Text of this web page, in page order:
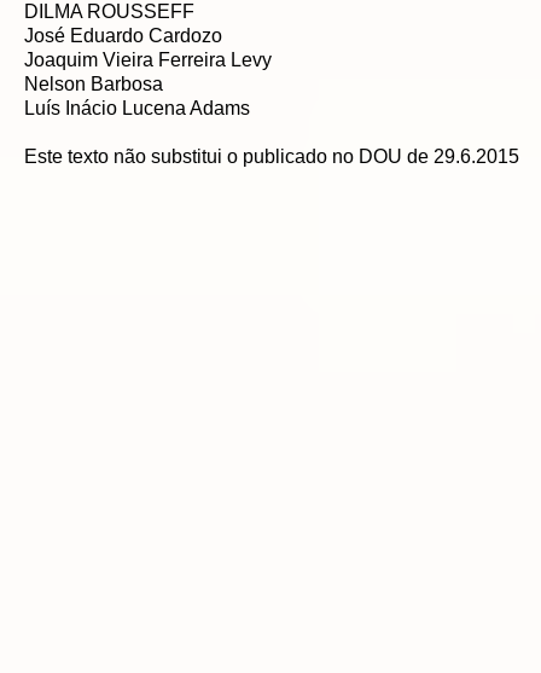
DILMA ROUSSEFF
José Eduardo Cardozo
Joaquim Vieira Ferreira Levy
Nelson Barbosa
Luís Inácio Lucena Adams
Este texto não substitui o publicado no DOU de 29.6.2015